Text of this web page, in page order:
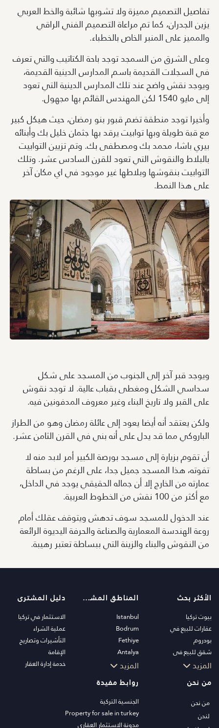
تفاصيل التصميم مميزة ولا تشوبها شائبة والخط العربي
يزين الجدران، كما تم مراعاة التصميم الفني الراقي
والمميز على المنبر الخاص بالخطباء.
وعلى الشرق من السمجد توجد باحة الكتاتيب والتي تعرف
في السجلات القديمة باسم المدارس الدينية القديمة،
ويوجد نقش واضح عند تلك المدارس الدينية التي تعود
إلى مايو 1540 لكن المهندس القائم بها مجهول.
وأخيرا توجد منطقة تضم قبور بنو رمضان، حيث هيكل كبير
مع قبة طويلة وبها توابيت يرقد بها جثمان خليل بك وأبنائه
بيري باشا، محمد بك ومصطفى بك. وتم تزيين التوابيت
بالبلاط والنقوش التي تعود للقرن السادس عشر. وتلك
التوابيت بنقوشها وبلاطها غير موجود في اي مكان آخر
على هذا النمط.
ويوجد قبر آخر إلى الجنوب من المسجد على شكل
سداسي الشكل ومغطى بقباب عالية. لا توجد نقوش
على القبر ولا تاريخ البناء وغير معروف المدفونين فيه.
ولكن يعتقد أنه أيضا يعود إلى عائلة رمضان وهو من الطراز
الباروكي مما قد يدل على أنه بني في القرن الثامن عشر.
أن تقوم بزيارة إلى مسجد بورصة الكبير أمر لابد منه لا
تفوته، هذا المسجد جميل جدا، على الرغم من بساطة
عمارته من الخارج إلا أن جماله الحقيقي يوجد في الداخل،
مع أكثر من 100 نقش من الخطوط العربية.
عند الدخول للمسجد سوف تدهش ويتوقف عقلك أمام
روعة الهندسة المعمارية والصناعة والحرفة اليديوة الرائعة
من النقوش والبناء والزينة التي ببساطة تعتبر رهيبة.
الأكثر بحث
بيوت تركيا
عقارات للبيع في
بودروم
شقق للبيع في
اسطنبول
فلل بودروم
شقق للبيع في انطاليا
منازل انطاليا
المزيد
المناطق المشهورة
Istanbul
Bodrum
Fethiye
Antalya
Kalkan
Kas
Bursa
Gocek
Side
المزيد
دليل المشترى
الاستثمار في تركيا
عملية الشراء
التأشيرات وتصاريح
الإقامة
خدمة إدارة العقار
من نحن
من نحن
لندن
روابط مفيدة
الجنسية التركية
Property for sale in turkey
مدونة الاستثمار العقاري